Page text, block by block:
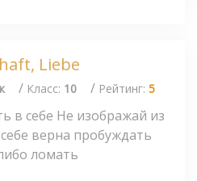
Liebe
/ Класс: 10 / Рейтинг: 5
в себе Не изображай из
верна пробуждать
ломать